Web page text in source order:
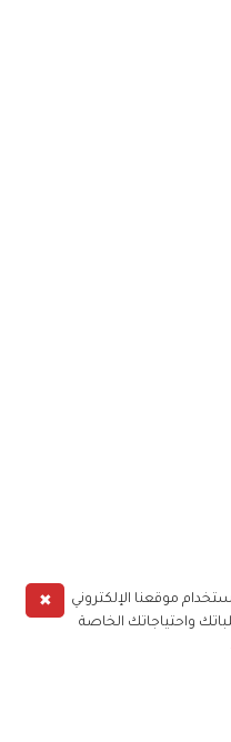
✖
موقعنا الإلكتروني
واحتياجاتك الخاصة